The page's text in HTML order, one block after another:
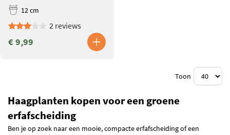
12 cm
2 reviews
€ 9,99
Toon
Haagplanten kopen voor een groene
erfafscheiding
Ben je op zoek naar een mooie, compacte erfafscheiding of een